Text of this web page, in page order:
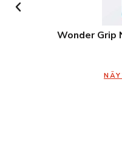
Wonder Grip